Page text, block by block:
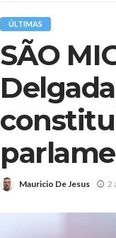
ÚLTIMAS
SÃO
Mauricio De Jesus 2